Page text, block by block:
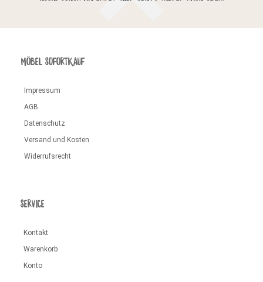
MÖBEL SOFORTKAUF
Impressum
AGB
Datenschutz
Versand und Kosten
Widerrufsrecht
SERVICE
Kontakt
Warenkorb
Konto